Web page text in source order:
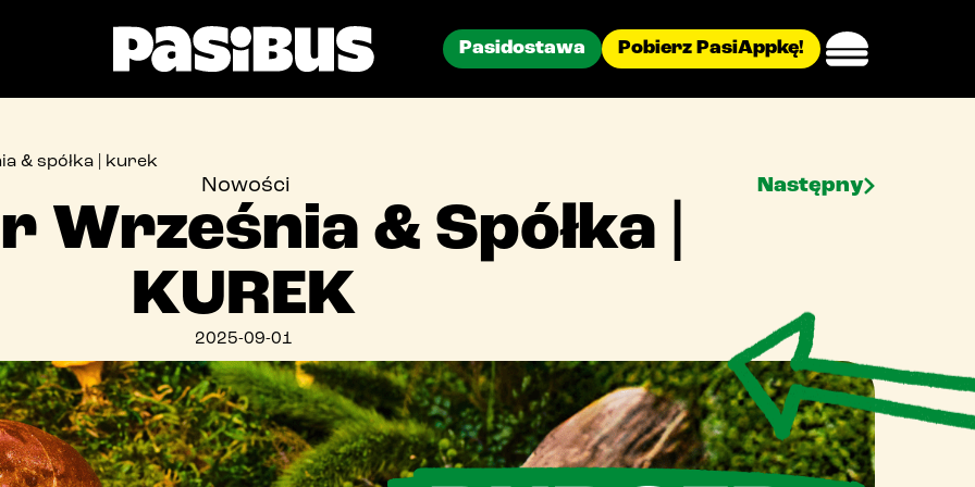
Pasidostawa Pobierz PasiAppkę!
menu
blog
prasowe
catering
& spółka | kurek
Nowości Następny
Września & Spółka |
KUREK
2025-09-01